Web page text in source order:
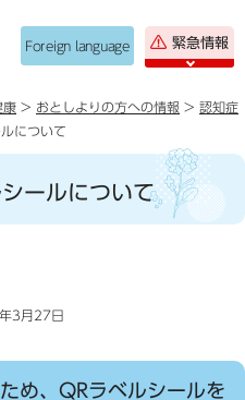
Foreign language 緊急情報
康 > おとしよりの方への情報 > 認知症
について
ールについて
3月27日
め、QRラベルシールを